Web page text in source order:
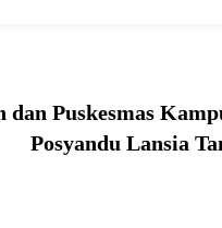
Puskesmas
Posyandu Lansia